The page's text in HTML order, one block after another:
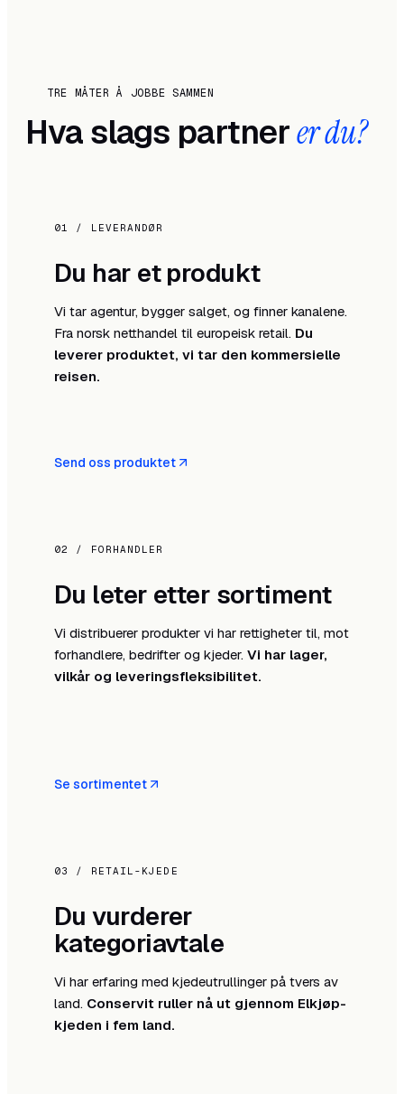
TRE MÅTER Å JOBBE SAMMEN
Hva slags partnerer du?
01 / LEVERANDØR
Du har et produkt
Vi tar agentur, bygger salget, og finner kanalene.
Fra norsk netthandel til europeisk retail. Du
leverer produktet, vi tar den kommersielle
reisen.
Send oss produktet
02 / FORHANDLER
Du leter etter sortiment
Vi distribuerer produkter vi har rettigheter til, mot
forhandlere, bedrifter og kjeder. Vi har lager,
vilkår og leveringsfleksibilitet.
Se sortimentet
03 / RETAIL-KJEDE
Du vurderer
kategoriavtale
Vi har erfaring med kjedeutrullinger på tvers av
land. Conservit ruller nå ut gjennom Elkjøp-
kjeden i fem land.